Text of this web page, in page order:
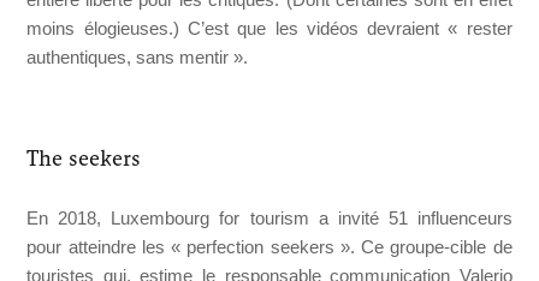
moins élogieuses.) C’est que les vidéos devraient « rester
authentiques, sans mentir ».
The seekers
En 2018, Luxembourg for tourism a invité 51 influenceurs
pour atteindre les « perfection seekers ». Ce groupe-cible de
touristes qui, estime le responsable communication Valerio